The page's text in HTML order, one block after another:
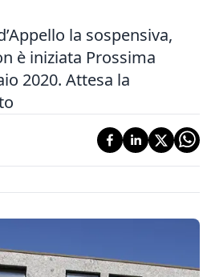
la sospensiva,
è iniziata Prossima
2020. Attesa la